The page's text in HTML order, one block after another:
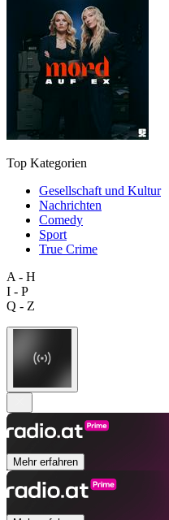
Top Kategorien
Gesellschaft und Kultur
Nachrichten
Comedy
Sport
True Crime
A - H
I - P
Q - Z
Mehr erfahren